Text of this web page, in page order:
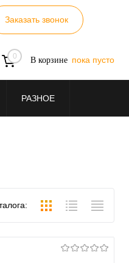
Заказать звонок
0 В корзине пока пусто
РАЗНОЕ